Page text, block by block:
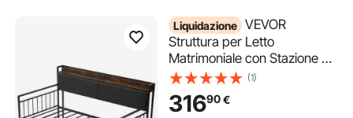
Liquidazione VEVOR
Struttura per Letto
Matrimoniale con Stazione di
Ricarica, Struttura per Letto
in Metallo Resistente con
Supporto a Doghe in Metallo
(1)
31690€